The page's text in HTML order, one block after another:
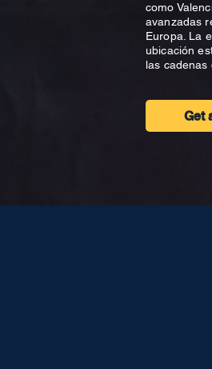
como
avanzadas
Europa. La
ubicación
las cadenas
Get